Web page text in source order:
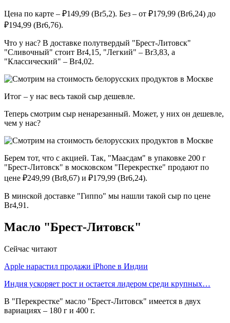
Цена по карте – ₽149,99 (Br5,2). Без – от ₽179,99 (Br6,24) до
₽194,99 (Br6,76).
Что у нас? В доставке полутвердый "Брест-Литовск"
"Сливочный" стоит Br4,15, "Легкий" – Br3,83, а
"Классический" – Br4,02.
Итог – у нас весь такой сыр дешевле.
Теперь смотрим сыр ненарезанный. Может, у них он дешевле,
чем у нас?
Берем тот, что с акцией. Так, "Маасдам" в упаковке 200 г
"Брест-Литовск" в московском "Перекрестке" продают по
цене ₽249,99 (Br8,67) и ₽179,99 (Br6,24).
В минской доставке "Гиппо" мы нашли такой сыр по цене
Br4,91.
Масло "Брест-Литовск"
Сейчас читают
Apple нарастил продажи iPhone в Индии
Индия ускоряет рост и остается лидером среди крупных…
В "Перекрестке" масло "Брест-Литовск" имеется в двух
вариациях – 180 г и 400 г.